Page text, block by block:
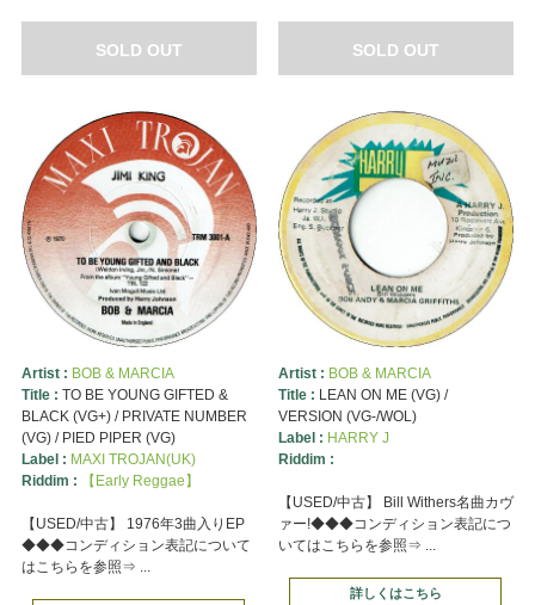
SOLD OUT SOLD OUT
Artist : BOB & MARCIA
Title : TO BE YOUNG GIFTED &
BLACK (VG+) / PRIVATE NUMBER
(VG) / PIED PIPER (VG)
Label : MAXI TROJAN(UK)
Riddim :
【Early Reggae】
【USED/中古】 1976年3曲入りEP
◆◆◆コンディション表記について
はこちらを参照⇒ ...
Artist : BOB & MARCIA
Title : LEAN ON ME (VG) /
VERSION (VG-/WOL)
Label : HARRY J
Riddim :
【USED/中古】 Bill Withers名曲カヴ
ァー!◆◆◆コンディション表記につ
いてはこちらを参照⇒ ...
詳しくはこちら